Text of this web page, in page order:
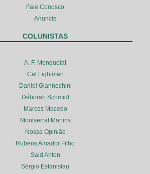
Fale Conosco
Anuncie
COLUNISTAS
A. F. Monquelat
Cal Lightman
Daniel Giannechini
Déborah Schmidt
Marcos Macedo
Montserrat Martins
Nossa Opinião
Rubens Amador Filho
Said Anton
Sérgio Estanislau